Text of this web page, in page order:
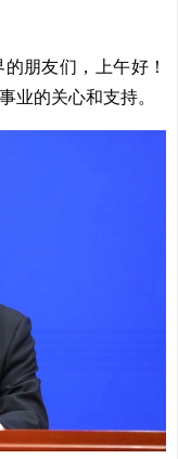
朋友们，上午好！
业的关心和支持。